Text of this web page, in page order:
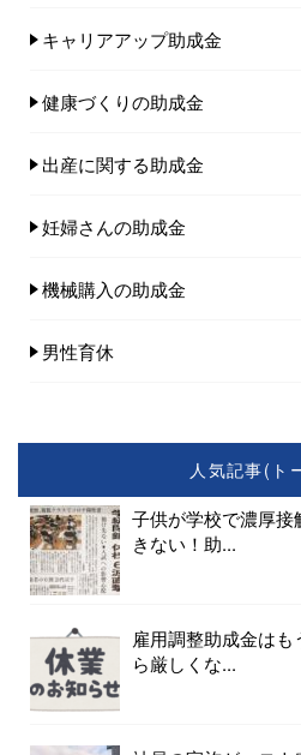
キャリアアップ助成金
健康づくりの助成金
出産に関する助成金
妊婦さんの助成金
機械購入の助成金
男性育休
人気記事(ト
子供が学校で濃厚
きない！助...
雇用調整助成金は
ら厳しくな...